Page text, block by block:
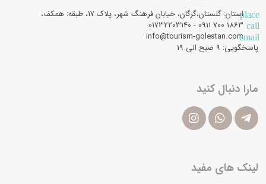
placeاستان: گلستان،گرگان، خیابان فرهنگ شهر، پلاک 17، طبقه: همکف،
call
email
info@tourism-golestan.com
پاسخگویی: ۹ صبح الی 19
مارا دنبال کنید
لینک های مفید